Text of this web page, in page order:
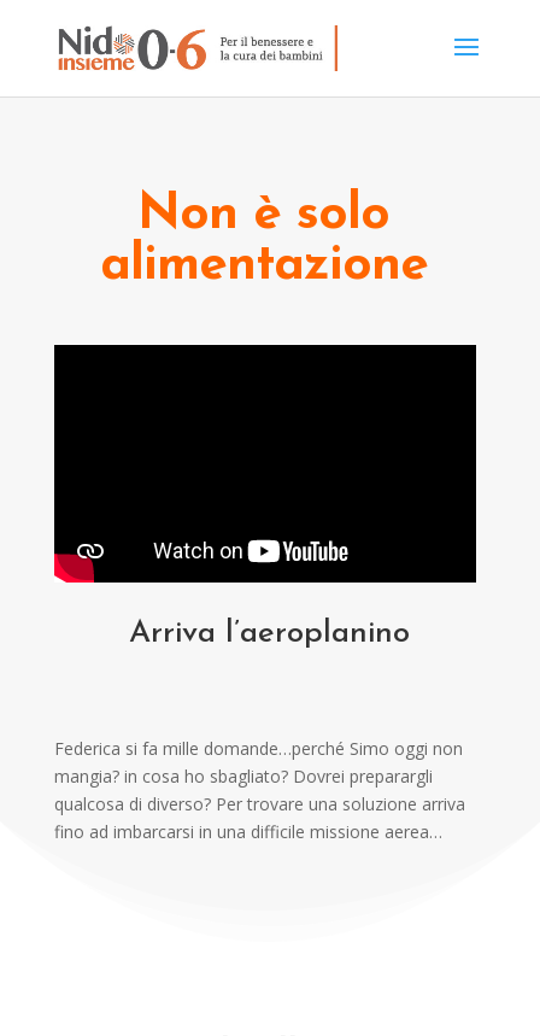
Non è solo
alimentazione
Arriva l’aeroplanino
Federica si fa mille domande…perché Simo oggi non
mangia? in cosa ho sbagliato? Dovrei preparargli
qualcosa di diverso? Per trovare una soluzione arriva
fino ad imbarcarsi in una difficile missione aerea…